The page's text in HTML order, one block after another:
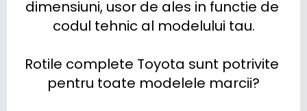
dimensiuni, usor de ales in functie de
codul tehnic al modelului tau.
Rotile complete Toyota sunt potrivite
pentru toate modelele marcii?